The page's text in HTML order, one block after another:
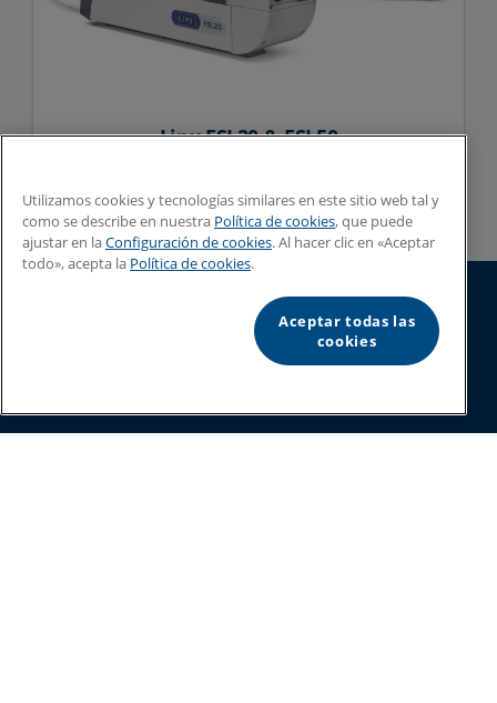
Linx FSL20 & FSL50
Linx Printing Technologies
Utilizamos cookies y tecnologías similares en este sitio web tal y
como se describe en nuestra Política de cookies, que puede
ajustar en laConfiguración de cookies. Al hacer clic en «Aceptar
todo», acepta la Política de cookies.
Aceptar todas las
cookies